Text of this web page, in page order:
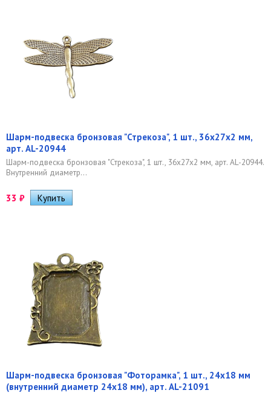
Шарм-подвеска бронзовая "Стрекоза", 1 шт., 36х27х2 мм,
арт. AL-20944
Шарм-подвеска бронзовая "Стрекоза", 1 шт., 36х27х2 мм, арт. AL-20944.
Внутренний диаметр...
33 ₽
Шарм-подвеска бронзовая "Фоторамка", 1 шт., 24х18 мм
(внутренний диаметр 24х18 мм), арт. AL-21091